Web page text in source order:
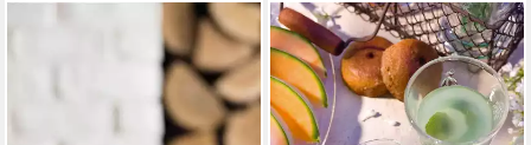
Espressogläser 100 ml 6er
Set, 6-tlg., Glas
LA ROCHERE
Weißweinglas Biene Abeille
Weingläser 240 ml 6er Set, 6-
tlg., Glas
ab 37,49 €
UVP
41,94 €